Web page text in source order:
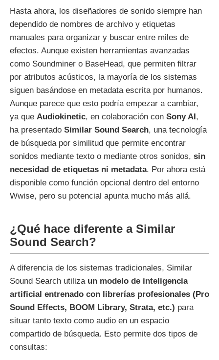
Hasta ahora, los diseñadores de sonido siempre han
dependido de nombres de archivo y etiquetas
manuales para organizar y buscar entre miles de
efectos. Aunque existen herramientas avanzadas
como Soundminer o BaseHead, que permiten filtrar
por atributos acústicos, la mayoría de los sistemas
siguen basándose en metadata escrita por humanos.
Aunque parece que esto podría empezar a cambiar,
ya que Audiokinetic, en colaboración con Sony AI,
ha presentado Similar Sound Search, una tecnología
de búsqueda por similitud que permite encontrar
sonidos mediante texto o mediante otros sonidos, sin
necesidad de etiquetas ni metadata. Por ahora está
disponible como función opcional dentro del entorno
Wwise, pero su potencial apunta mucho más allá.
¿Qué hace diferente a Similar
Sound Search?
A diferencia de los sistemas tradicionales, Similar
Sound Search utiliza un modelo de inteligencia
artificial entrenado con librerías profesionales (Pro
Sound Effects, BOOM Library, Strata, etc.) para
situar tanto texto como audio en un espacio
compartido de búsqueda. Esto permite dos tipos de
consultas: